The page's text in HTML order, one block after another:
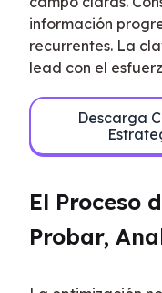
información
recurrentes. La
lead con el
Descarga
El Proceso
Probar,